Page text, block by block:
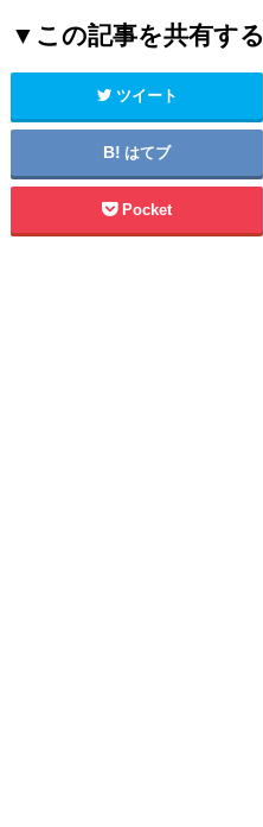
▼この記事を共有する
ツイート
はてブ
Pocket